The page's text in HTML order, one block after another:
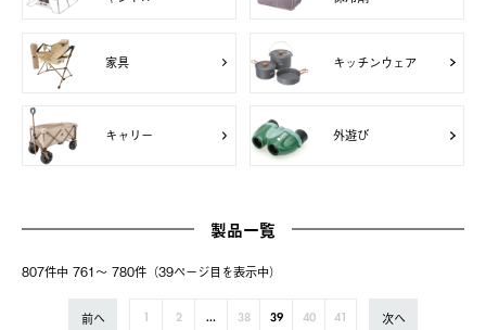
家具 キッチンウェア
キャリー 外遊び
製品一覧
807件中 761〜 780件（39ページ⽬を表⽰中）
前へ 2 ... 38 39 40 41 次へ